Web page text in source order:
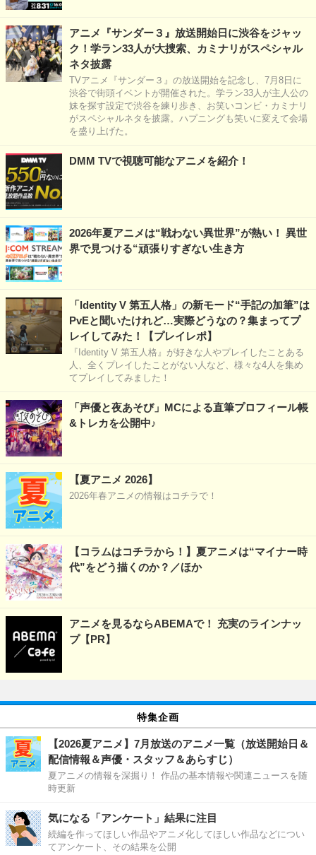
アニメ『サンダー３』放送開始日に渋谷をジャッ
ク！学ラン33人が大捜索、カミナリがスペシャル
ネタ披露
TVアニメ『サンダー３』の放送開始を記念し、7月8日に
渋谷で街頭イベントが開催された。学ラン33人が主人公の
妹を探す設定で渋谷を練り歩き、お笑いコンビ・カミナリ
がスペシャルネタを披露。ハプニングも笑いに変えて会場
を盛り上げた。
DMM TVで視聴可能なアニメを紹介！
2026年夏アニメは“戦わない異世界”が熱い！ 異世
界で見つける“頑張りすぎない生き方
「Identity V 第五人格」の新モード“手記の加筆”は
PvEと聞いたけれど…実際どうなの？集まってプ
レイしてみた！【プレイレポ】
『Identity V 第五人格』が好きな人やプレイしたことある
人、全くプレイしたことがない人など、様々な4人を集め
てプレイしてみました！
「声優と夜あそび」MCによる直筆プロフィール帳
&トレカを公開中♪
【夏アニメ 2026】
2026年春アニメの情報はコチラで！
【コラムはコチラから！】夏アニメは“マイナー時
代”をどう描くのか？／ほか
アニメを見るならABEMAで！ 充実のラインナッ
プ【PR】
特集企画
【2026夏アニメ】7月放送のアニメ一覧（放送開始日＆
配信情報＆声優・スタッフ＆あらすじ）
夏アニメの情報を深掘り！ 作品の基本情報や関連ニュースを随
時更新
気になる「アンケート」結果に注目
続編を作ってほしい作品やアニメ化してほしい作品などについ
てアンケート、その結果を公開